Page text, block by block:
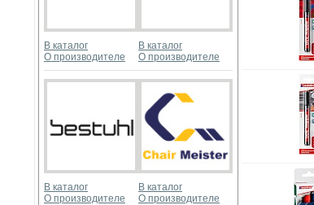
В каталог
О производителе
В каталог
О производителе
В каталог
О производителе
В каталог
О производителе